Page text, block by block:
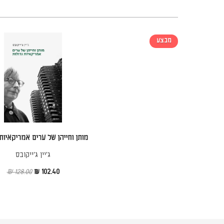
מותן וחייהן של ערים
ג'יין ג'ייקובס
102.40 ₪
128.00 ₪
מבצע